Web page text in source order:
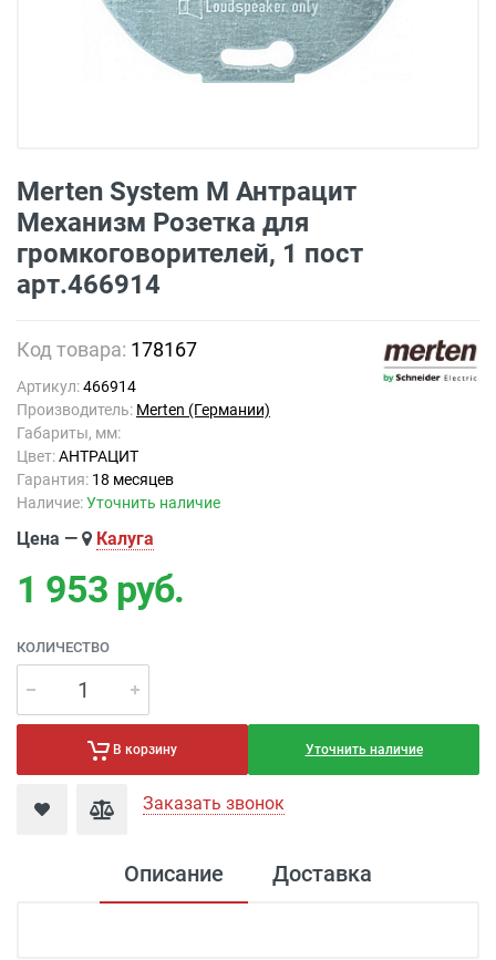
Merten System M Антрацит
Механизм Розетка для
громкоговорителей, 1 пост
арт.466914
Код товара: 178167
Артикул:466914
Производитель: Merten (Германии)
Габариты, мм:
Цвет:АНТРАЦИТ
Гарантия: 18 месяцев
Наличие:Уточнить наличие
Цена — Калуга
1 953 руб.
КОЛИЧЕСТВО
В корзину Уточнить наличие
Заказать звонок
Описание Доставка